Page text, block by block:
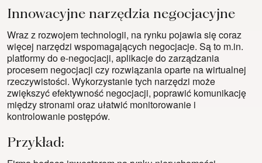
Innowacyjne narzędzia negocjacyjne
Wraz z rozwojem technologii, na rynku pojawia się coraz
więcej narzędzi wspomagających negocjacje. Są to m.in.
platformy do e-negocjacji, aplikacje do zarządzania
procesem negocjacji czy rozwiązania oparte na wirtualnej
rzeczywistości. Wykorzystanie tych narzędzi może
zwiększyć efektywność negocjacji, poprawić komunikację
między stronami oraz ułatwić monitorowanie i
kontrolowanie postępów.
Przykład: